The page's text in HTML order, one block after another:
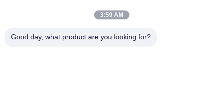
3:59 AM
Good day, what product are you looking for?